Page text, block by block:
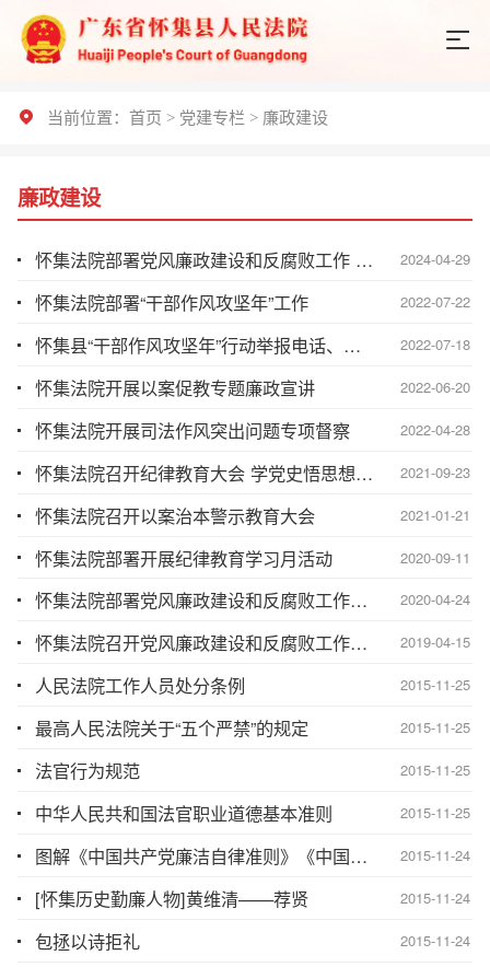
当前位置： 首页 > 党建专栏 > 廉政建设
廉政建设
怀集法院部署党风廉政建设和反腐败工作 暨“司法作风优化提升年”行动 2024-04-29
怀集法院部署“干部作风攻坚年”工作 2022-07-22
怀集县“干部作风攻坚年”行动举报电话、举报邮箱 2022-07-18
怀集法院开展以案促教专题廉政宣讲 2022-06-20
怀集法院开展司法作风突出问题专项督察 2022-04-28
怀集法院召开纪律教育大会 学党史悟思想 守纪律铸忠诚 2021-09-23
怀集法院召开以案治本警示教育大会 2021-01-21
怀集法院部署开展纪律教育学习月活动 2020-09-11
怀集法院部署党风廉政建设和反腐败工作暨三项队伍建设工作 2020-04-24
怀集法院召开党风廉政建设和反腐败工作会议 2019-04-15
人民法院工作人员处分条例 2015-11-25
最高人民法院关于“五个严禁”的规定 2015-11-25
法官行为规范 2015-11-25
中华人民共和国法官职业道德基本准则 2015-11-25
图解《中国共产党廉洁自律准则》《中国共产党纪律处分条例》 2015-11-24
[怀集历史勤廉人物]黄维清——荐贤 2015-11-24
包拯以诗拒礼 2015-11-24